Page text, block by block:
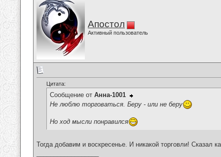
Апостол
Активный пользователь
Цитата:
Сообщение от Анна-1001
Не люблю торговаться. Беру - или не беру
Но ход мысли понравился
Тогда добавим и воскресенье. И никакой торговли! Сказал